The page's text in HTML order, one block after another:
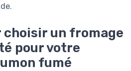
choisir un fromage
pour votre
fumé